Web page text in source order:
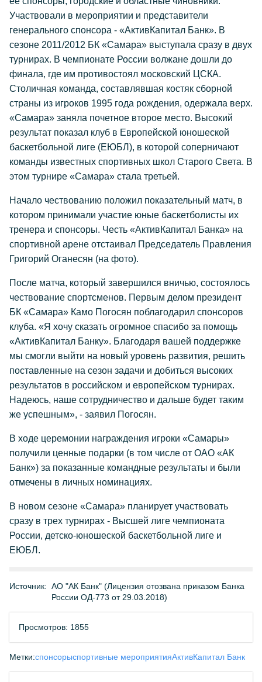
Участвовали в мероприятии и представители
генерального спонсора - «АктивКапитал Банк». В
сезоне 2011/2012 БК «Самара» выступала сразу в двух
турнирах. В чемпионате России волжане дошли до
финала, где им противостоял московский ЦСКА.
Столичная команда, составлявшая костяк сборной
страны из игроков 1995 года рождения, одержала верх.
«Самара» заняла почетное второе место. Высокий
результат показал клуб в Европейской юношеской
баскетбольной лиге (ЕЮБЛ), в которой соперничают
команды известных спортивных школ Старого Света. В
этом турнире «Самара» стала третьей.
Начало чествованию положил показательный матч, в
котором принимали участие юные баскетболисты их
тренера и спонсоры. Честь «АктивКапитал Банка» на
спортивной арене отстаивал Председатель Правления
Григорий Оганесян (на фото).
После матча, который завершился вничью, состоялось
чествование спортсменов. Первым делом президент
БК «Самара» Камо Погосян поблагодарил спонсоров
клуба. «Я хочу сказать огромное спасибо за помощь
«АктивКапитал Банку». Благодаря вашей поддержке
мы смогли выйти на новый уровень развития, решить
поставленные на сезон задачи и добиться высоких
результатов в российском и европейском турнирах.
Надеюсь, наше сотрудничество и дальше будет таким
же успешным», - заявил Погосян.
В ходе церемонии награждения игроки «Самары»
получили ценные подарки (в том числе от ОАО «АК
Банк») за показанные командные результаты и были
отмечены в личных номинациях.
В новом сезоне «Самара» планирует участвовать
сразу в трех турнирах - Высшей лиге чемпионата
России, детско-юношеской баскетбольной лиге и
ЕЮБЛ.
Источник: АО "АК Банк" (Лицензия отозвана приказом Банка
России ОД-773 от 29.03.2018)
Просмотров: 1855
Метки:спонсорыспортивные мероприятияАктивКапитал Банк